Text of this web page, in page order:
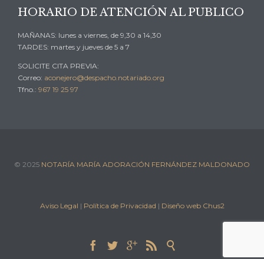
HORARIO DE ATENCIÓN AL PUBLICO
MAÑANAS: lunes a viernes, de 9,30 a 14,30
TARDES: martes y jueves de 5 a 7
SOLICITE CITA PREVIA:
Correo: aconejero@despacho.notariado.org
Tfno.: 967 19 25 97
© 2025 NOTARÍA MARÍA ADORACIÓN FERNÁNDEZ MALDONADO
Aviso Legal | Política de Privacidad | Diseño web Chus2
    